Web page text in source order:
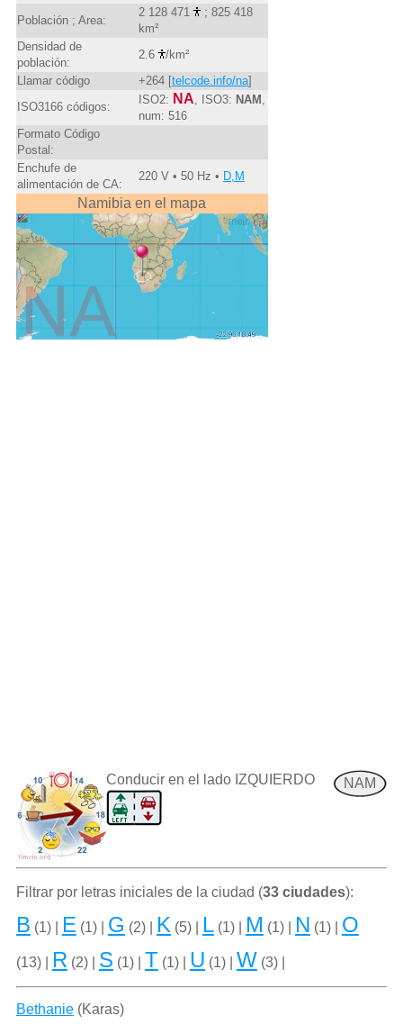
Población ; Area:
2 128 471
; 825 418
km²
Densidad de
población:
2.6
/km²
Llamar código
+264 [telcode.info/na]
ISO3166 códigos:
ISO2: NA , ISO3: NAM
num: 516
Formato Código
Postal:
Enchufe de
alimentación de CA:
220 V • 50 Hz • D,M
Namibia en el mapa
NAM
Conducir en el lado IZQUIERDO
Filtrar por letras iniciales de la ciudad (33 ciudades):
B (1) | E (1) | G (2) | K (5) | L(1) | M (1) | N (1) | O
(13) | R (2) | S (1) | T (1) | U (1) | W (3) |
Bethanie(Karas)